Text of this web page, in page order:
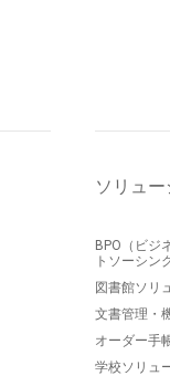
ソリュ
BPO（ビジ
トソーシン
図書館ソリ
文書管理・
オーダー手
学校ソリュ